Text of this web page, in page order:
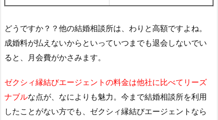
どうですか？？他の結婚相談所は、わりと高額ですよね。
成婚料が払えないからといっていつまでも退会しないでい
ると、月会費がかさみます。
ゼクシィ縁結びエージェントの料金は他社に比べてリーズ
ナブルな点が、なによりも魅力。今まで結婚相談所を利用
したことがない方でも、ゼクシィ縁結びエージェントなら